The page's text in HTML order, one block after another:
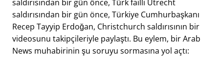
saldırısından bir gün önce, Türk failli Utrecht
saldırısından bir gün önce, Türkiye Cumhurbaşkanı
Recep Tayyip Erdoğan, Christchurch saldırısının bir
videosunu takipçileriyle paylaştı. Bu eylem, bir Arab
News muhabirinin şu soruyu sormasına yol açtı: